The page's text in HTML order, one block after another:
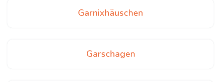
Garnixhäuschen
Garschagen